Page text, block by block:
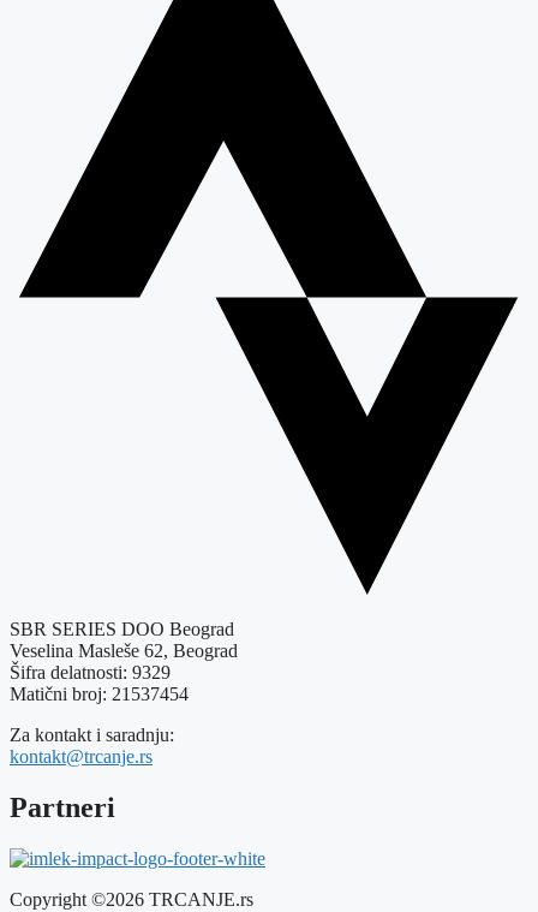
SBR SERIES DOO Beograd
Veselina Masleše 62, Beograd
Šifra delatnosti: 9329
Matični broj: 21537454
Za kontakt i saradnju:
kontakt@trcanje.rs
Partneri
Copyright ©2026 TRCANJE.rs